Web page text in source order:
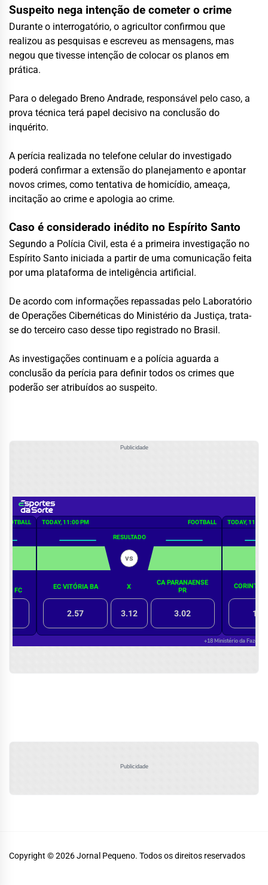
Suspeito nega intenção de cometer o crime
Durante o interrogatório, o agricultor confirmou que
realizou as pesquisas e escreveu as mensagens, mas
negou que tivesse intenção de colocar os planos em
prática.
Para o delegado Breno Andrade, responsável pelo caso, a
prova técnica terá papel decisivo na conclusão do
inquérito.
A perícia realizada no telefone celular do investigado
poderá confirmar a extensão do planejamento e apontar
novos crimes, como tentativa de homicídio, ameaça,
incitação ao crime e apologia ao crime.
Caso é considerado inédito no Espírito Santo
Segundo a Polícia Civil, esta é a primeira investigação no
Espírito Santo iniciada a partir de uma comunicação feita
por uma plataforma de inteligência artificial.
De acordo com informações repassadas pelo Laboratório
de Operações Cibernéticas do Ministério da Justiça, trata-
se do terceiro caso desse tipo registrado no Brasil.
As investigações continuam e a polícia aguarda a
conclusão da perícia para definir todos os crimes que
poderão ser atribuídos ao suspeito.
Publicidade
Publicidade
Copyright © 2026Jornal Pequeno. Todos os direitos reservados